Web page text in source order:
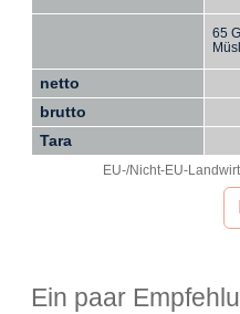
65
netto
brutto
Tara
EU-/Nicht-EU-
Ein paar